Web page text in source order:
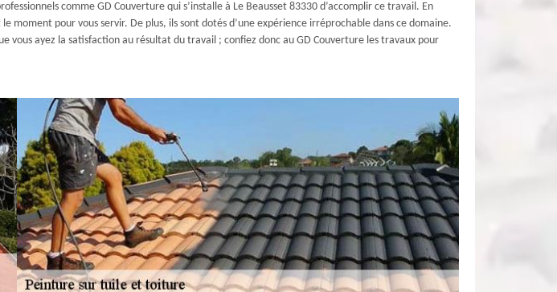
comme GD Couverture qui s’installe à Le Beausset 83330 d’accomplir ce travail. En
moment pour vous servir. De plus, ils sont dotés d’une expérience irréprochable dans ce domaine.
vous ayez la satisfaction au résultat du travail ; confiez donc au GD Couverture les travaux pour